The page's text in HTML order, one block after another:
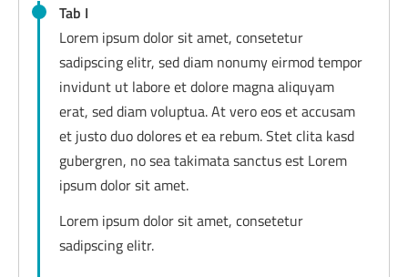
Tab I
Lorem ipsum dolor sit amet, consetetur
sadipscing elitr, sed diam nonumy eirmod tempor
invidunt ut labore et dolore magna aliquyam
erat, sed diam voluptua. At vero eos et accusam
et justo duo dolores et ea rebum. Stet clita kasd
gubergren, no sea takimata sanctus est Lorem
ipsum dolor sit amet.
Lorem ipsum dolor sit amet, consetetur
sadipscing elitr.